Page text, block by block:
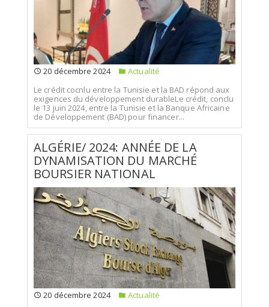
20 décembre 2024
Actualité
Le crédit cocnlu entre la Tunisie et la BAD répond aux
exigences du développement durableLe crédit, conclu
le 13 juin 2024, entre la Tunisie et la Banque Africaine
de Développement (BAD) pour financer...
ALGÉRIE/ 2024: ANNÉE DE LA
DYNAMISATION DU MARCHÉ
BOURSIER NATIONAL
20 décembre 2024
Actualité